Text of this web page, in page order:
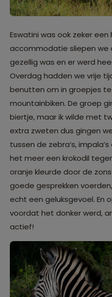
Eswatini was ook zeker
accommodatie sliepen we
gezellig was en er werd
Overdag hadden we vrije
benutten om in groepjes
mountainbiken. De groep
biertje, maar ik wilde met
extra zweten dus gingen
tussen de zebra’s,
het meer een krokodil
oranje kleurde door de
goede gesprekken
echt een geluksgevoel. En
voordat het donker werd,
actief!